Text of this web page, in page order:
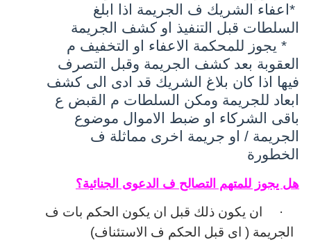
*اعفاء الشريك ف الجريمة اذا ابلغ
السلطات قبل التنفيذ او كشف الجريمة
* يجوز للمحكمة الاعفاء او التخفيف م
العقوبة بعد كشف الجريمة وقبل التصرف
فيها اذا كان بلاغ الشريك قد ادى الى كشف
ابعاد للجريمة ومكن السلطات م القبض ع
باقى الشركاء او ضبط الاموال موضوع
الجريمة / او جريمة اخرى مماثلة ف
الخطورة
هل يجوز للمتهم التصالح ف الدعوى الجنائية؟
·
ان يكون ذلك قبل ان يكون الحكم بات ف
الجريمة ( اى قبل الحكم ف الاستئناف)